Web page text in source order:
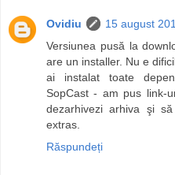
Ovidiu
15 august
Versiunea pusă la
are un installer. Nu e
ai instalat toate
SopCast - am pus link-
dezarhivezi arhiva şi
extras.
Răspundeți